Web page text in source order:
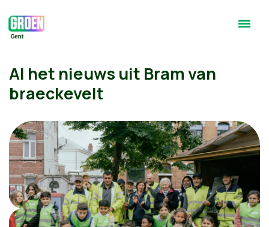
Al het nieuws uit Bram van
braeckevelt